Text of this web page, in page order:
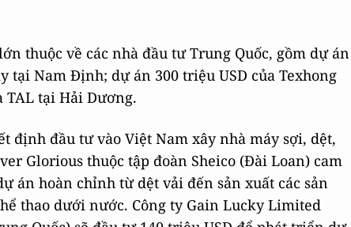
thuộc về các nhà đầu tư Trung Quốc, gồm dự án
tại Nam Định; dự án 300 triệu USD của Texhong
TAL tại Hải Dương.
định đầu tư vào Việt Nam xây nhà máy sợi, dệt,
Glorious thuộc tập đoàn Sheico (Đài Loan) cam
án hoàn chỉnh từ dệt vải đến sản xuất các sản
thao dưới nước. Công ty Gain Lucky Limited